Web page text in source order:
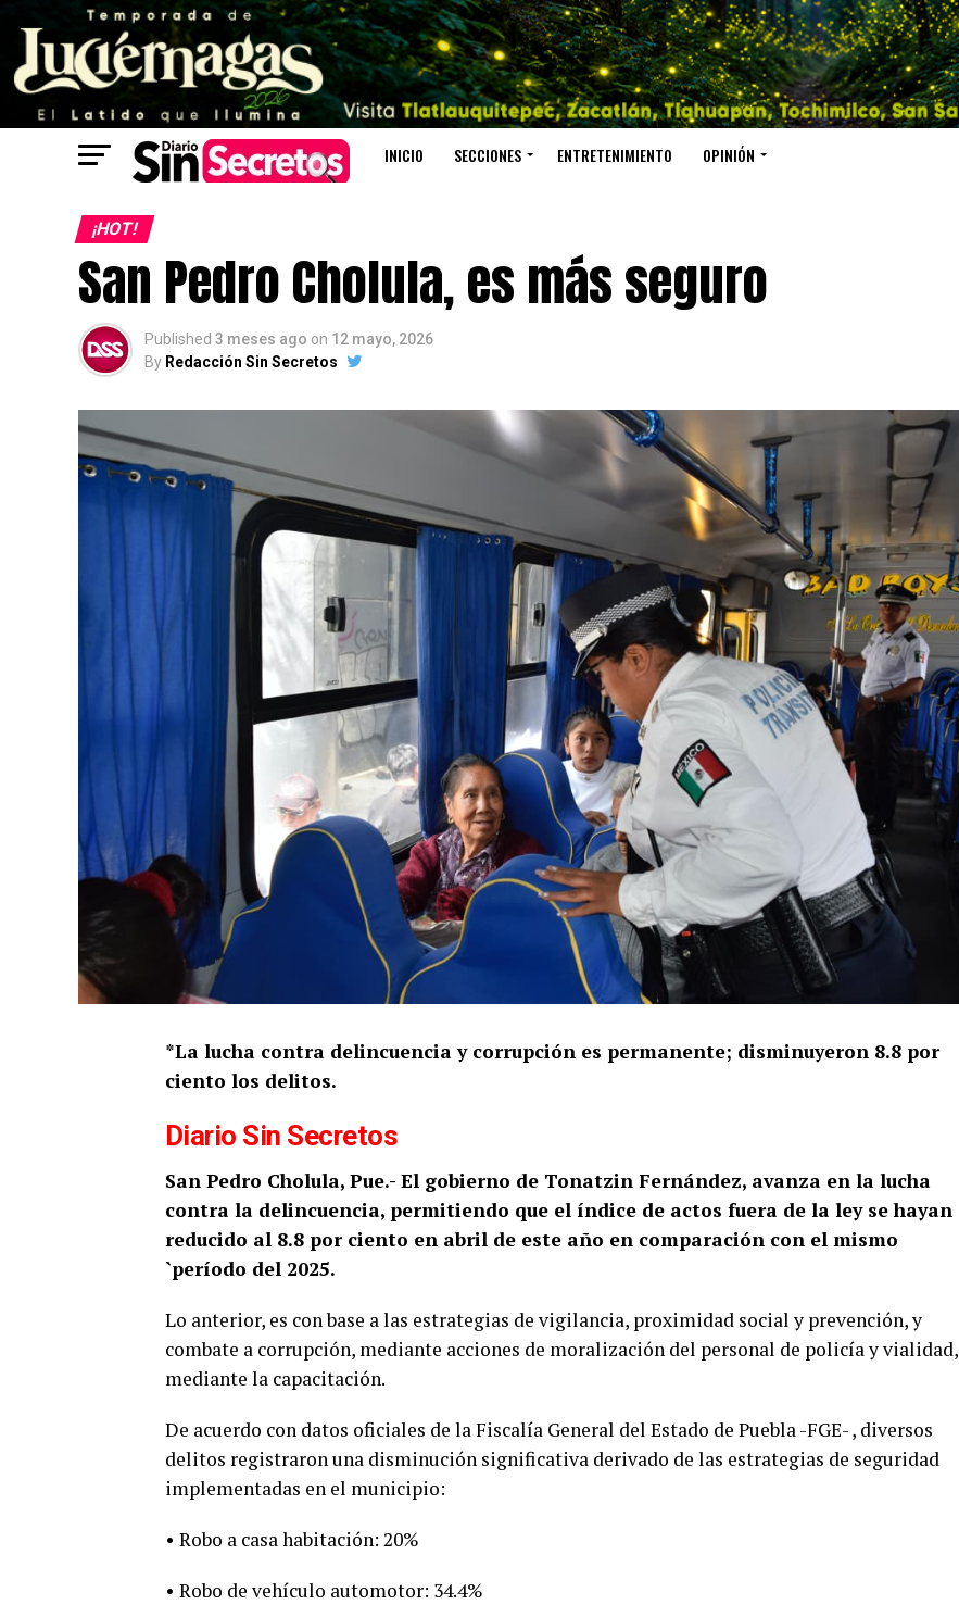
INICIO SECCIONES ENTRETENIMIENTO OPINIÓN
¡HOT!
San Pedro Cholula, es más seguro
Published 3 meses ago on 12 mayo, 2026
By Redacción Sin Secretos
*La lucha contra delincuencia y corrupción es permanente; disminuyeron 8.8 por
ciento los delitos.
Diario Sin Secretos
San Pedro Cholula, Pue.- El gobierno de Tonatzin Fernández, avanza en la lucha
contra la delincuencia, permitiendo que el índice de actos fuera de la ley se hayan
reducido al 8.8 por ciento en abril de este año en comparación con el mismo
`período del 2025.
Lo anterior, es con base a las estrategias de vigilancia, proximidad social y prevención, y
combate a corrupción, mediante acciones de moralización del personal de policía y vialidad,
mediante la capacitación.
De acuerdo con datos oficiales de la Fiscalía General del Estado de Puebla -FGE- , diversos
delitos registraron una disminución significativa derivado de las estrategias de seguridad
implementadas en el municipio:
• Robo a casa habitación: 20%
• Robo de vehículo automotor: 34.4%